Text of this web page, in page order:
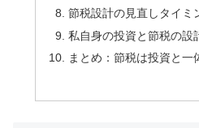
節税設計の見直しタイミ
私自身の投資と節税の設
まとめ：節税は投資と一